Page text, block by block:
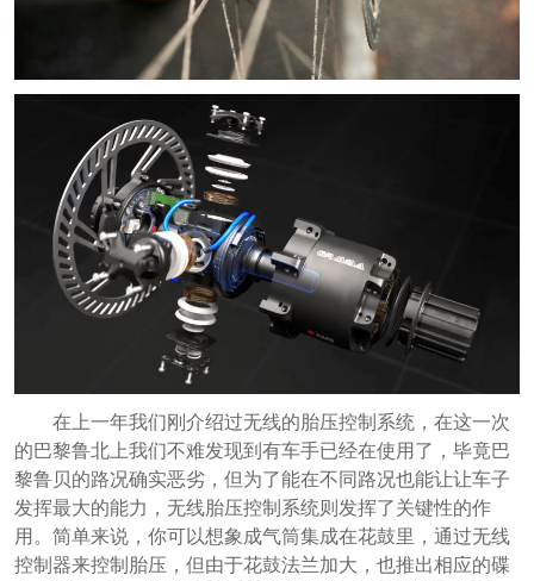
在上一年我们刚介绍过无线的胎压控制系统，在这一次
的巴黎鲁北上我们不难发现到有车手已经在使用了，毕竟巴
黎鲁贝的路况确实恶劣，但为了能在不同路况也能让让车子
发挥最大的能力，无线胎压控制系统则发挥了关键性的作
用。简单来说，你可以想象成气筒集成在花鼓里，通过无线
控制器来控制胎压，但由于花鼓法兰加大，也推出相应的碟